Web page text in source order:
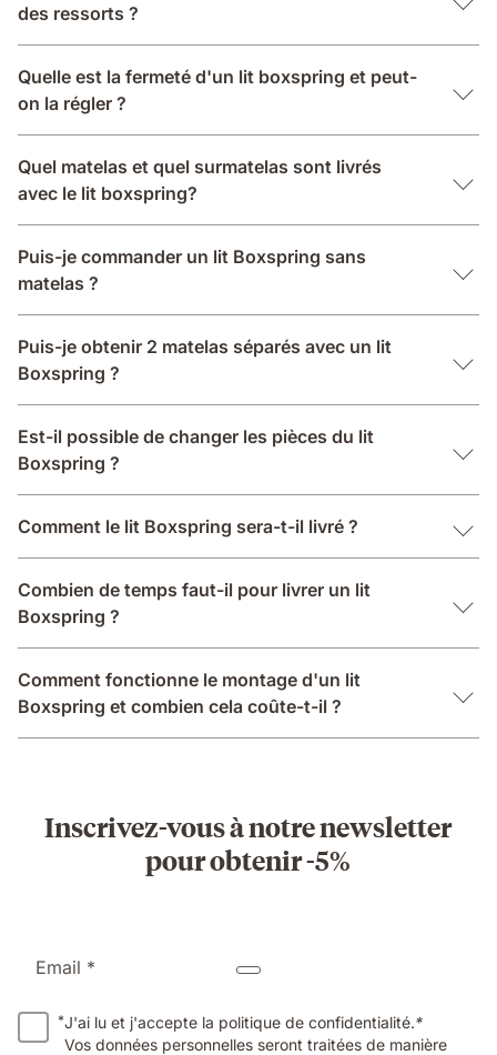
des ressorts ?
Quelle est la fermeté d'un lit boxspring et peut-
on la régler ?
Quel matelas et quel surmatelas sont livrés
avec le lit boxspring?
Puis-je commander un lit Boxspring sans
matelas ?
Puis-je obtenir 2 matelas séparés avec un lit
Boxspring ?
Est-il possible de changer les pièces du lit
Boxspring ?
Comment le lit Boxspring sera-t-il livré ?
Combien de temps faut-il pour livrer un lit
Boxspring ?
Comment fonctionne le montage d'un lit
Boxspring et combien cela coûte-t-il ?
Inscrivez-vous à notre newsletter
pour obtenir -5%
Email *
*J'ai lu et j'accepte la politique de confidentialité.*
Vos données personnelles seront traitées de manière